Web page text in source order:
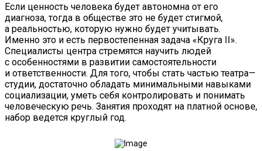
Если ценность человека будет автономна от его
диагноза, тогда в обществе это не будет стигмой,
а реальностью, которую нужно будет учитывать.
Именно это и есть первостепенная задача «Круга II».
Специалисты центра стремятся научить людей
с особенностями в развитии самостоятельности
и ответственности. Для того, чтобы стать частью театра—
студии, достаточно обладать минимальными навыками
социализации, уметь себя контролировать и понимать
человеческую речь. Занятия проходят на платной основе,
набор ведется круглый год.